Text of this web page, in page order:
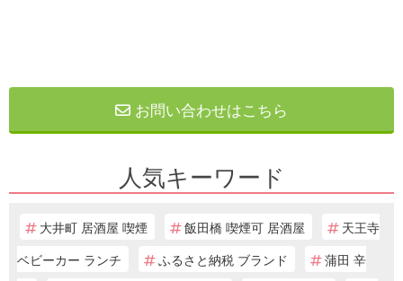
お問い合わせはこちら
人気キーワード
大井町 居酒屋 喫煙 飯田橋 喫煙可 居酒屋
天王寺
ベビーカー ランチ
ふるさと納税 ブランド
蒲田 辛